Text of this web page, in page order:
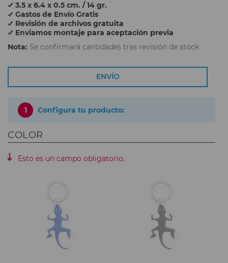
3.5 x 6.4 x 0.5 cm. / 14 gr.
Gastos de Envío Gratis
Revisión de archivos gratuita
Enviamos montaje para aceptación previa
Nota: Se confirmará cantidades tras revisión de stock
ENVÍO
1 Configura tu producto:
COLOR
Esto es un campo obligatorio.